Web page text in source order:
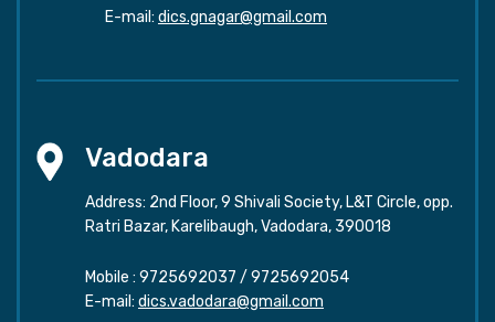
E-mail: dics.gnagar@gmail.com
Vadodara
Address: 2nd Floor, 9 Shivali Society, L&T Circle, opp.
Ratri Bazar, Karelibaugh, Vadodara, 390018
Mobile : 9725692037 / 9725692054
E-mail: dics.vadodara@gmail.com